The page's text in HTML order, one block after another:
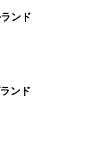
ンド
ンド